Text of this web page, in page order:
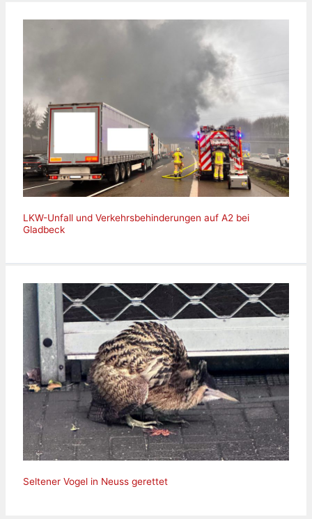
LKW-Unfall und Verkehrsbehinderungen auf A2 bei
Gladbeck
Seltener Vogel in Neuss gerettet